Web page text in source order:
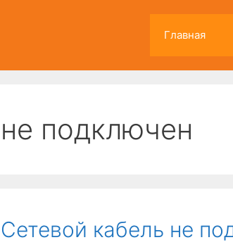
Главная
не подключен
Сетевой кабель не